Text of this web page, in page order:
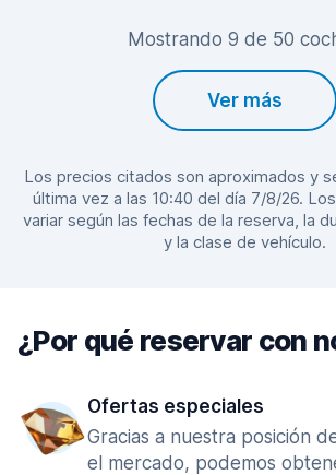
Mostrando 9 de 50
Ver más
Los precios citados son aproximados y
última vez a las 10:40 del día 7/8/26.
variar según las fechas de la reserva, la
y la clase de vehículo.
¿Por qué reservar con
Ofertas especiales
Gracias a nuestra posición
el mercado, podemos